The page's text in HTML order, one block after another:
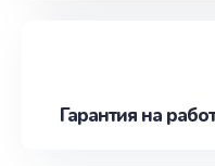
Гарантия на